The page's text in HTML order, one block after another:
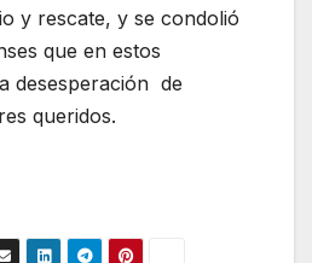
y rescate, y se condolió
que en estos
desesperación de
queridos.